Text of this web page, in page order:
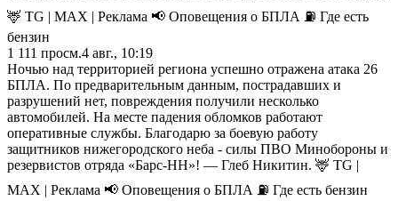
🦌 TG | MAX | Реклама 📢 Оповещения о БПЛА ⛽️ Где есть
бензин
1 111 просм.4 авг., 10:19
Ночью над территорией региона успешно отражена атака 26
БПЛА. По предварительным данным, пострадавших и
разрушений нет, повреждения получили несколько
автомобилей. На месте падения обломков работают
оперативные службы. Благодарю за боевую работу
защитников нижегородского неба - силы ПВО Минобороны и
резервистов отряда «Барс-НН»! — Глеб Никитин. 🦌 TG |
MAX | Реклама 📢 Оповещения о БПЛА ⛽️ Где есть бензин